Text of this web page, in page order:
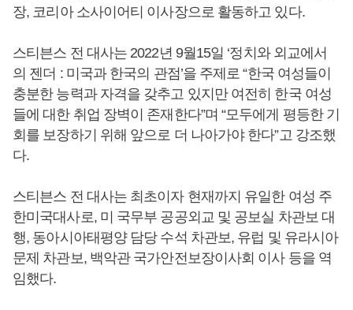
장, 코리아 소사이어티 이사장으로 활동하고 있다.
스티븐스 전 대사는 2022년 9월15일 ‘정치와 외교에서
의 젠더 : 미국과 한국의 관점’을 주제로 “한국 여성들이
충분한 능력과 자격을 갖추고 있지만 여전히 한국 여성
들에 대한 취업 장벽이 존재한다”며 “모두에게 평등한 기
회를 보장하기 위해 앞으로 더 나아가야 한다”고 강조했
다.
스티븐스 전 대사는 최초이자 현재까지 유일한 여성 주
한미국대사로, 미 국무부 공공외교 및 공보실 차관보 대
행, 동아시아태평양 담당 수석 차관보, 유럽 및 유라시아
문제 차관보, 백악관 국가안전보장이사회 이사 등을 역
임했다.